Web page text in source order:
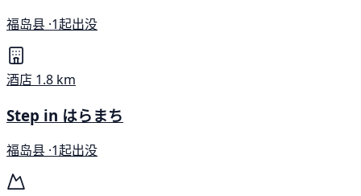
福岛县 ·1起出没
酒店 1.8 km
Step in はらまち
福岛县 ·1起出没